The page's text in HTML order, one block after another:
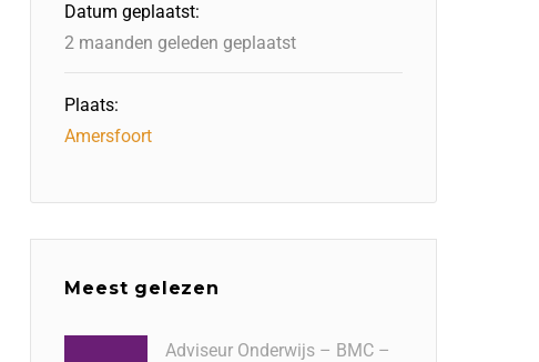
Datum geplaatst:
2 maanden geleden geplaatst
Plaats:
Amersfoort
Meest gelezen
Adviseur Onderwijs – BMC –